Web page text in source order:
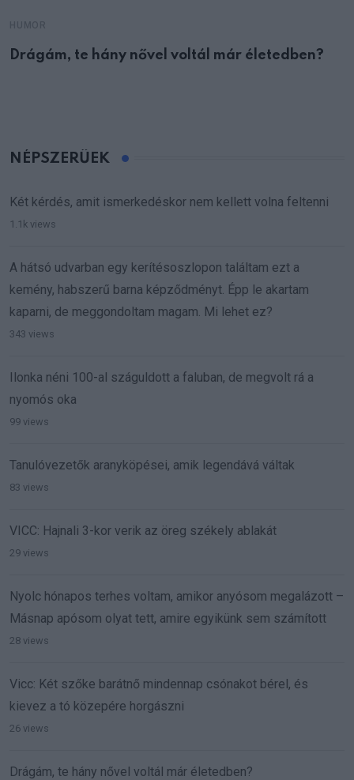
Drágám, te hány nővel voltál már életedben?
NÉPSZERŰEK
Két kérdés, amit ismerkedéskor nem kellett volna feltenni
1.1k views
A hátsó udvarban egy kerítésoszlopon találtam ezt a
kemény, habszerű barna képződményt. Épp le akartam
kaparni, de meggondoltam magam. Mi lehet ez?
343 views
Ilonka néni 100-al száguldott a faluban, de megvolt rá a
nyomós oka
99 views
Tanulóvezetők aranyköpései, amik legendává váltak
83 views
VICC: Hajnali 3-kor verik az öreg székely ablakát
29 views
Nyolc hónapos terhes voltam, amikor anyósom megalázott –
Másnap apósom olyat tett, amire egyikünk sem számított
28 views
Vicc: Két szőke barátnő mindennap csónakot bérel, és
kievez a tó közepére horgászni
26 views
Drágám, te hány nővel voltál már életedben?